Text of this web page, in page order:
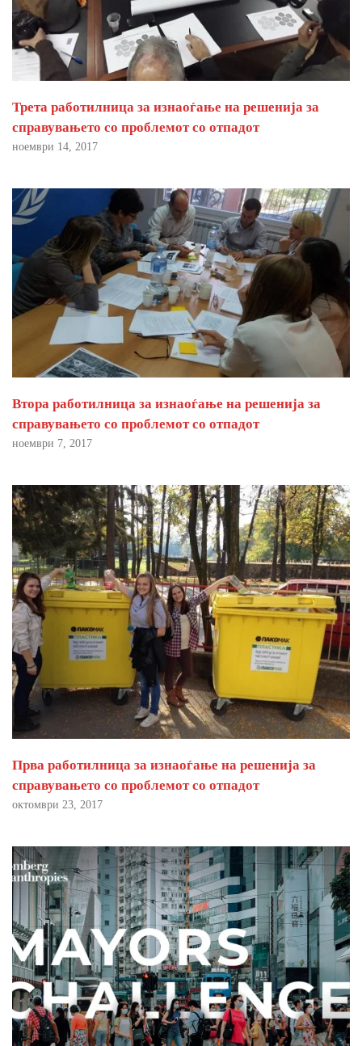
Трета работилница за изнаоѓање на решенија за
справувањето со проблемот со отпадот
ноември 14, 2017
Втора работилница за изнаоѓање на решенија за
справувањето со проблемот со отпадот
ноември 7, 2017
Прва работилница за изнаоѓање на решенија за
справувањето со проблемот со отпадот
октомври 23, 2017